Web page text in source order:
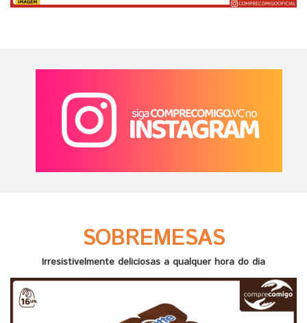
SOBREMESAS
Irresistivelmente deliciosas a qualquer hora do dia